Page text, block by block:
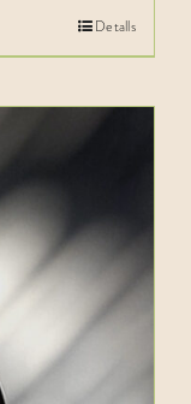
Detalls